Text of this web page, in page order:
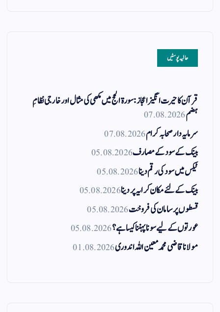
حالیہ پوسٹیں
قرآن کا حیرت انگیز اعجاز: سورۃ الحج میں مکھی کی مثال اور خارجی نظامِ
ہضم07.08.2026
سرمایہ دار صحابہ کرام07.08.2026
بینک کے سود کے مصارف05.08.2026
ٹیکس میں سود کی رقم دینا05.08.2026
بینک کے لئے مکان کرایہ پر دینا05.08.2026
قسطوں پر سامان کی فروخت05.08.2026
عورتوں کے لیے سونا پہننا کیسا ہے؟05.08.2026
مولانا قاضی محمد معین اللہ اندوری01.08.2026